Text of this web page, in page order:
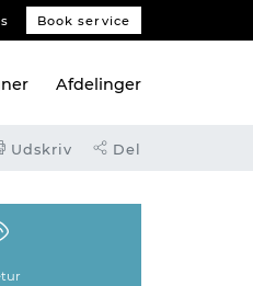
Book service
Afdelinger
Udskriv Del